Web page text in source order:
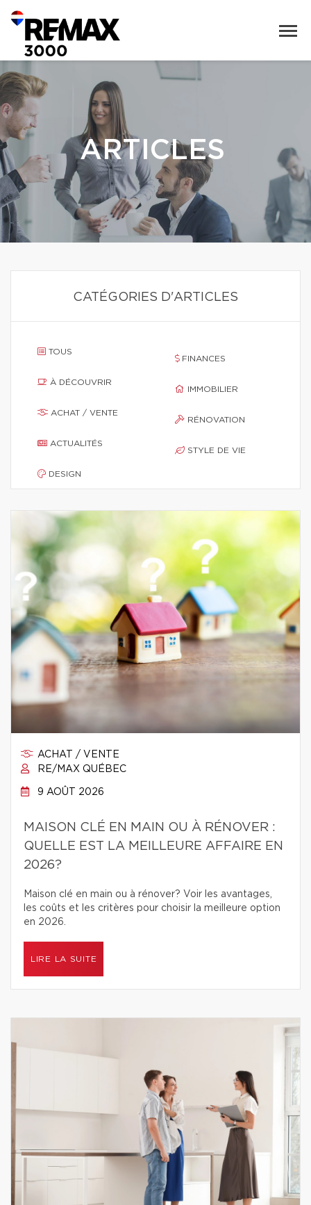
ARTICLES
CATÉGORIES D'ARTICLES
TOUS
À DÉCOUVRIR
ACHAT / VENTE
ACTUALITÉS
DESIGN
FINANCES
IMMOBILIER
RÉNOVATION
STYLE DE VIE
ACHAT / VENTE
RE/MAX QUÉBEC
9 AOÛT 2026
MAISON CLÉ EN MAIN OU À RÉNOVER :
QUELLE EST LA MEILLEURE AFFAIRE EN
2026?
Maison clé en main ou à rénover? Voir les avantages,
les coûts et les critères pour choisir la meilleure option
en 2026.
LIRE LA SUITE